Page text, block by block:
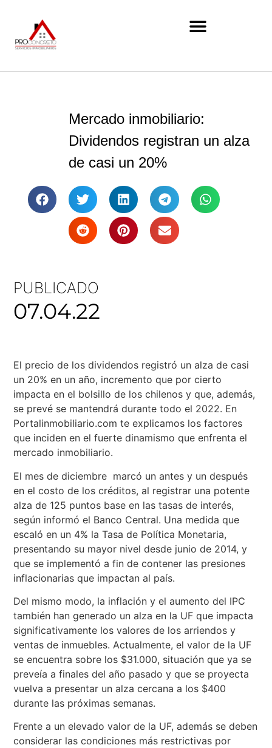
Mercado inmobiliario:
Dividendos registran un alza
de casi un 20%
PUBLICADO
07.04.22
El precio de los dividendos registró un alza de casi
un 20% en un año, incremento que por cierto
impacta en el bolsillo de los chilenos y que, además,
se prevé se mantendrá durante todo el 2022. En
Portalinmobiliario.com te explicamos los factores
que inciden en el fuerte dinamismo que enfrenta el
mercado inmobiliario.
El mes de diciembre marcó un antes y un después
en el costo de los créditos, al registrar una potente
alza de 125 puntos base en las tasas de interés,
según informó el Banco Central. Una medida que
escaló en un 4% la Tasa de Política Monetaria,
presentando su mayor nivel desde junio de 2014, y
que se implementó a fin de contener las presiones
inflacionarias que impactan al país.
Del mismo modo, la inflación y el aumento del IPC
también han generado un alza en la UF que impacta
significativamente los valores de los arriendos y
ventas de inmuebles. Actualmente, el valor de la UF
se encuentra sobre los $31.000, situación que ya se
preveía a finales del año pasado y que se proyecta
vuelva a presentar un alza cercana a los $400
durante las próximas semanas.
Frente a un elevado valor de la UF, además se deben
considerar las condiciones más restrictivas por